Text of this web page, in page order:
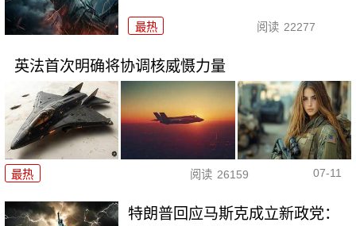
最热 阅读 22277
英法首次明确将协调核威慑力量
最热 阅读 26159 07-11
特朗普回应马斯克成立新政党：